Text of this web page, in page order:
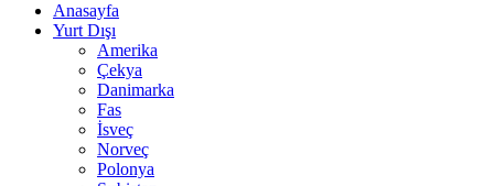
Anasayfa
Yurt Dışı
Amerika
Çekya
Danimarka
Fas
İsveç
Norveç
Polonya